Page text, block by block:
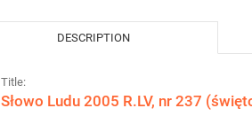
DESCRIPTION
Title:
Słowo Ludu 2005 R.LV, nr 237